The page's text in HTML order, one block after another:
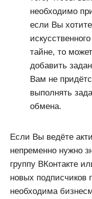
необходимо
если Вы
тайне, то
добавить
Вам не
выполнять
обмена.
Если Вы ведёте
непременно нужно
группу ВКонтакте
новых подписчиков
необходима